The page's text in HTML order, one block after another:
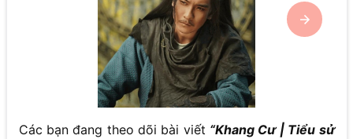
Các bạn đang theo dõi bài viết “Khang Cư | Tiểu sử